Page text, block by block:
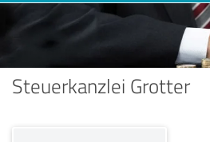
Steuerkanzlei Grotter